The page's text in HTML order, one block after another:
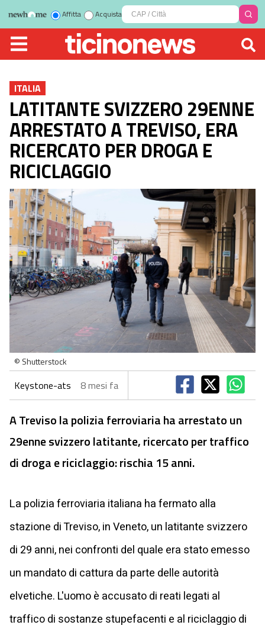
Affitta Acquista
ITALIA
LATITANTE SVIZZERO 29ENNE
ARRESTATO A TREVISO, ERA
RICERCATO PER DROGA E
RICICLAGGIO
© Shutterstock
Keystone-ats 8 mesi fa
A Treviso la polizia ferroviaria ha arrestato un
29enne svizzero latitante, ricercato per traffico
di droga e riciclaggio: rischia 15 anni.
La polizia ferroviaria italiana ha fermato alla
stazione di Treviso, in Veneto, un latitante svizzero
di 29 anni, nei confronti del quale era stato emesso
un mandato di cattura da parte delle autorità
elvetiche. L'uomo è accusato di reati legati al
traffico di sostanze stupefacenti e al riciclaggio di